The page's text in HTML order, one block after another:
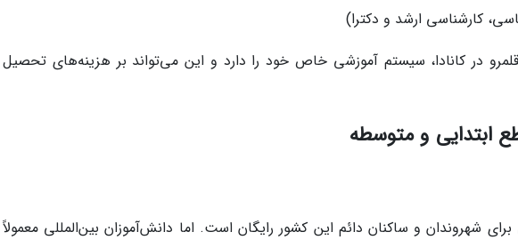
کارشناسی ارشد و دکترا)
در کانادا، سیستم آموزشی خاص خود را دارد و این می‌تواند بر هزینه‌های تحصیل
ابتدایی و متوسطه
شهروندان و ساکنان دائم این کشور رایگان است. اما دانش‌آموزان بین‌المللی معمولاً